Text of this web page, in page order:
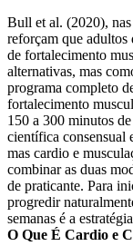
Bull et al. (2020),
reforçam que
de fortalecimento
alternativas, mas
programa completo
fortalecimento
150 a 300 minutos
científica consensual
mas cardio e
combinar as duas
de praticante. Para
progredir
semanas é a
O Que É Cardio e